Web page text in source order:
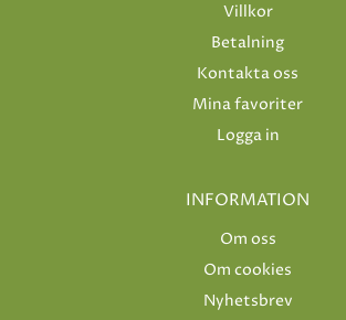
Villkor
Betalning
Kontakta oss
Mina favoriter
Logga in
INFORMATION
Om oss
Om cookies
Nyhetsbrev